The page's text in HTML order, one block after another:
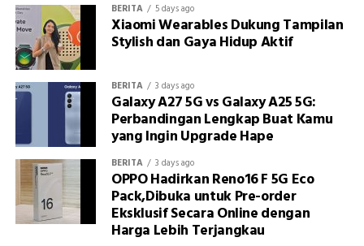
BERITA 5 days ago
Xiaomi Wearables Dukung Tampilan
Stylish dan Gaya Hidup Aktif
BERITA 3 days ago
Galaxy A27 5G vs Galaxy A25 5G:
Perbandingan Lengkap Buat Kamu
yang Ingin Upgrade Hape
BERITA 3 days ago
OPPO Hadirkan Reno16 F 5G Eco
Pack,Dibuka untuk Pre-order
Eksklusif Secara Online dengan
Harga Lebih Terjangkau